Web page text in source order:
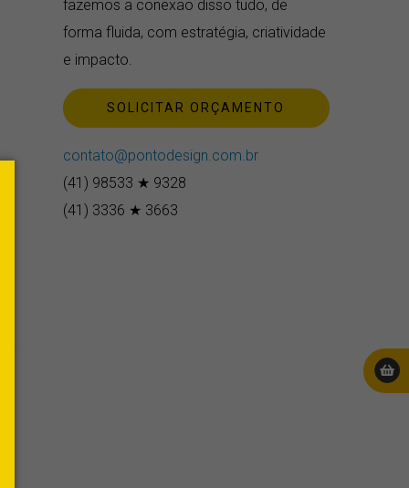
fazemos a conexão disso tudo, de
forma fluida, com estratégia, criatividade
e impacto.
SOLICITAR ORÇAMENTO
contato@pontodesign.com.br
(41) 98533 ★ 9328
(41) 3336 ★ 3663